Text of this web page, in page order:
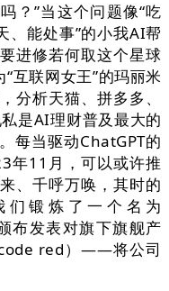
”当这个问题像“吃
、能处事”的小我AI帮
进修若何取这个星球
互联网女王”的玛丽米
分析天猫、拼多多、
是AI理财普及最大的
每当驱动ChatGPT的
年11月，可以或许推
、千呼万唤，其时的
锻炼了一个名为
布发表对旗下旗舰产
code red）——将公司